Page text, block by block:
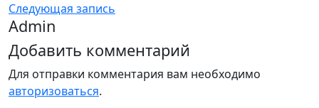
Следующая запись
Admin
Добавить комментарий
Для отправки комментария вам необходимо
авторизоваться.